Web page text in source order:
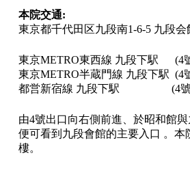
本院交通:
東京都千代田区九段南1-6-5 九段
東京METRO東西線 九段下駅 (4
東京METRO半蔵門線 九段下駅 (4
都営新宿線 九段下駅 (4號出
由4號出口向右側前進、於昭和館
便可看到九段會館的主要入口 。本
樓。